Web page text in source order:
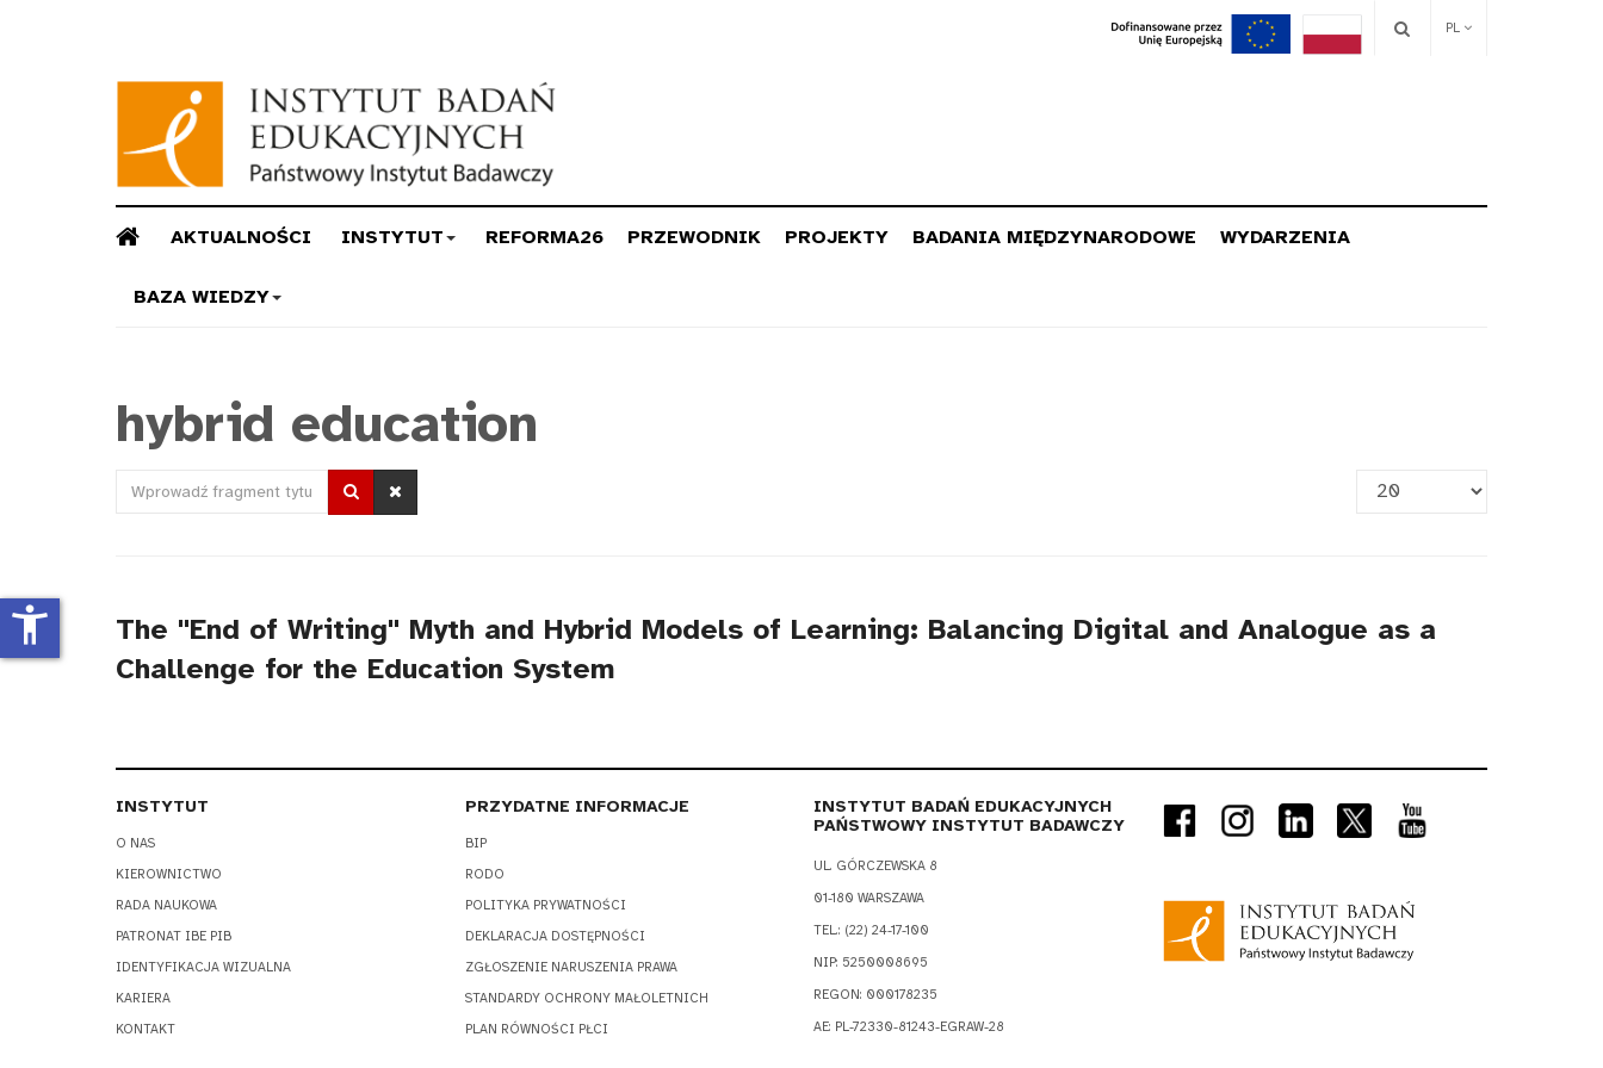
PL
AKTUALNOŚCI INSTYTUT REFORMA26 PRZEWODNIK PROJEKTY BADANIA MIĘDZYNARODOWE WYDARZENIA
BAZA WIEDZY
hybrid education
Wprowadź
Pokaż
The "End of Writing" Myth and Hybrid Models of Learning: Balancing Digital and Analogue as a
Challenge for the Education System
INSTYTUT
O NAS
KIEROWNICTWO
RADA NAUKOWA
PATRONAT IBE PIB
IDENTYFIKACJA WIZUALNA
KARIERA
KONTAKT
PRZYDATNE INFORMACJE
BIP
RODO
POLITYKA PRYWATNOŚCI
DEKLARACJA DOSTĘPNOŚCI
ZGŁOSZENIE NARUSZENIA PRAWA
STANDARDY OCHRONY MAŁOLETNICH
PLAN RÓWNOŚCI PŁCI
INSTYTUT BADAŃ EDUKACYJNYCH
PAŃSTWOWY INSTYTUT BADAWCZY
UL. GÓRCZEWSKA 8
01-180 WARSZAWA
TEL.: (22) 24-17-100
NIP: 5250008695
REGON: 000178235
AE: PL-72330-81243-EGRAW-28
accessibility_new